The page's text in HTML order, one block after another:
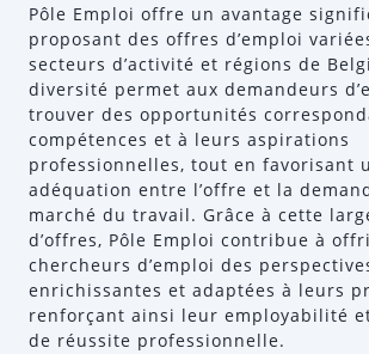
Pôle Emploi offre un avantage
proposant des offres d’emploi
secteurs d’activité et régions de
diversité permet aux demandeurs
trouver des opportunités
compétences et à leurs aspirations
professionnelles, tout en favorisant
adéquation entre l’offre et la
marché du travail. Grâce à cette
d’offres, Pôle Emploi contribue à
chercheurs d’emploi des
enrichissantes et adaptées à leurs
renforçant ainsi leur employabilité
de réussite professionnelle.